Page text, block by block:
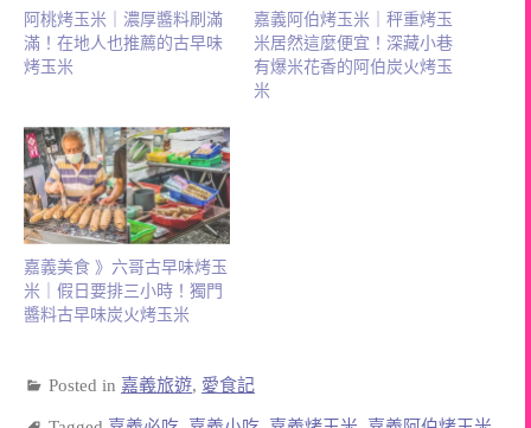
阿桃烤玉米｜濃厚醬料刷滿
滿！在地人也推薦的古早味
烤玉米
嘉義阿伯烤玉米｜秤重烤玉
米居然這麼便宜！深藏小巷
有爆米花香的阿伯炭火烤玉
米
嘉義美食 》六哥古早味烤玉
米｜假日要排三小時！獨門
醬料古早味炭火烤玉米
Posted in 嘉義旅遊, 愛食記